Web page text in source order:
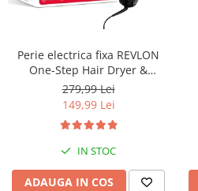
Diverse
Electrocasnice & climatizare
Ventilatoare
Purificatoare
Incalzitoare corporale
Electrocasnice mici
Perie electrica fixa REVLON
One-Step Hair Dryer &
Volumizer, RVDR5222E2,
pentru par mediu si lung
279,99 Lei
149,99 Lei
IN STOC
ADAUGA IN COS